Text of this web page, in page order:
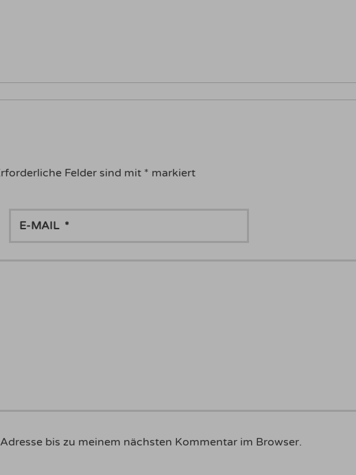
Felder sind mit * markiert
MAIL
bis zu meinem nächsten Kommentar im Browser.